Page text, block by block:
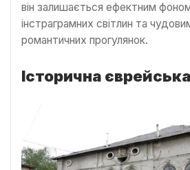
він залишається ефектним
інстраграмних світлин та
романтичних прогулянок.
Історична